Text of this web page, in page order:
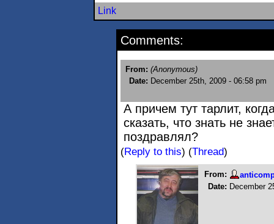
Link
Comments:
From: (Anonymous)
Date: December 25th, 2009 - 06:58 pm
А причем тут тарлит,
сказать, что знать не
поздравлял?
(Reply to this) (Thread)
From:
Date: December